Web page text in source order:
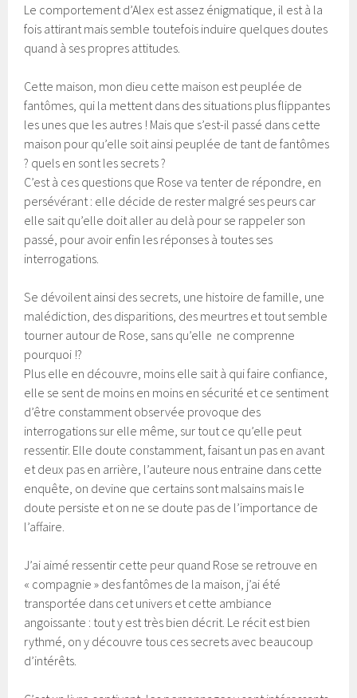
Le comportement d’Alex est assez énigmatique, il est à la
fois attirant mais semble toutefois induire quelques doutes
quand à ses propres attitudes.
Cette maison, mon dieu cette maison est peuplée de
fantômes, qui la mettent dans des situations plus flippantes
les unes que les autres ! Mais que s’est-il passé dans cette
maison pour qu’elle soit ainsi peuplée de tant de fantômes
? quels en sont les secrets ?
C’est à ces questions que Rose va tenter de répondre, en
persévérant : elle décide de rester malgré ses peurs car
elle sait qu’elle doit aller au delà pour se rappeler son
passé, pour avoir enfin les réponses à toutes ses
interrogations.
Se dévoilent ainsi des secrets, une histoire de famille, une
malédiction, des disparitions, des meurtres et tout semble
tourner autour de Rose, sans qu’elle ne comprenne
pourquoi !?
Plus elle en découvre, moins elle sait à qui faire confiance,
elle se sent de moins en moins en sécurité et ce sentiment
d’être constamment observée provoque des
interrogations sur elle même, sur tout ce qu’elle peut
ressentir. Elle doute constamment, faisant un pas en avant
et deux pas en arrière, l’auteure nous entraine dans cette
enquête, on devine que certains sont malsains mais le
doute persiste et on ne se doute pas de l’importance de
l’affaire.
J’ai aimé ressentir cette peur quand Rose se retrouve en
« compagnie » des fantômes de la maison, j’ai été
transportée dans cet univers et cette ambiance
angoissante : tout y est très bien décrit. Le récit est bien
rythmé, on y découvre tous ces secrets avec beaucoup
d’intérêts.